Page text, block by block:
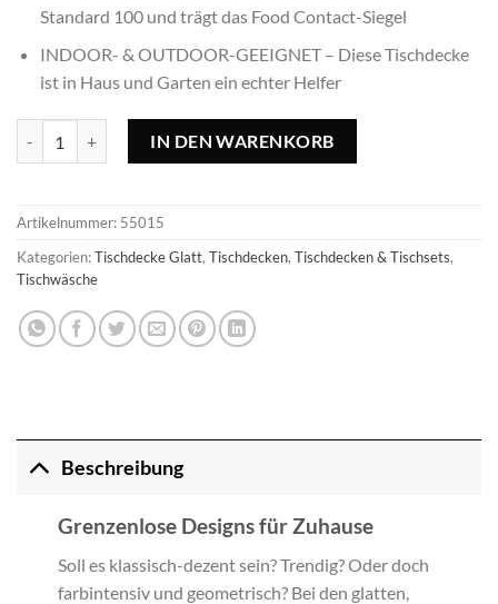
Standard 100 und trägt das Food Contact-Siegel
INDOOR- & OUTDOOR-GEEIGNET – Diese Tischdecke
ist in Haus und Garten ein echter Helfer
IN DEN WARENKORB
Artikelnummer: 55015
Kategorien:Tischdecke Glatt, Tischdecken, Tischdecken & Tischsets,
Tischwäsche
Beschreibung
Grenzenlose Designs für Zuhause
Soll es klassisch-dezent sein? Trendig? Oder doch
farbintensiv und geometrisch? Bei den glatten,